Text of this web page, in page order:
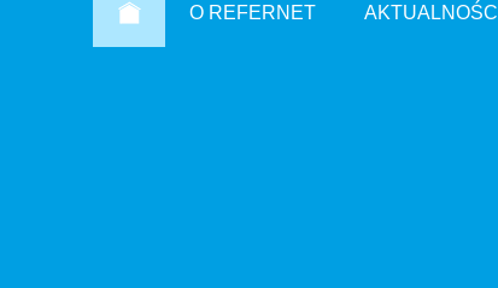
O REFERNET AKTUALNOŚCI